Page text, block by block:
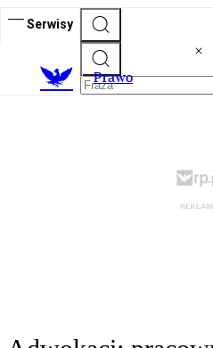
Serwisy
Prawo